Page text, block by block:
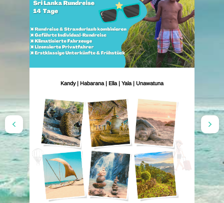
Kandy | Habarana | Ella | Yala | Unawatuna